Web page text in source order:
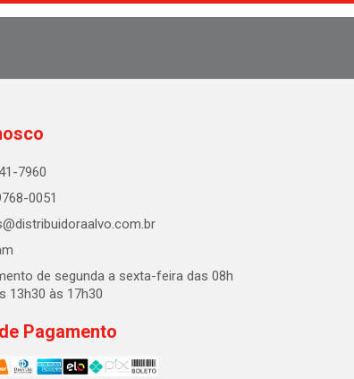
7960
0051
de segunda a sexta-feira das 08h
13h30 às 17h30
Pagamento